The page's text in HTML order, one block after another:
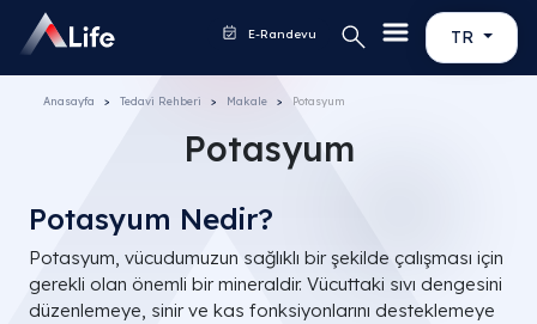
TR
E-Randevu
Anasayfa Tedavi Rehberi Makale Potasyum
Potasyum
Potasyum Nedir?
Potasyum, vücudumuzun sağlıklı bir şekilde çalışması için
gerekli olan önemli bir mineraldir. Vücuttaki sıvı dengesini
düzenlemeye, sinir ve kas fonksiyonlarını desteklemeye